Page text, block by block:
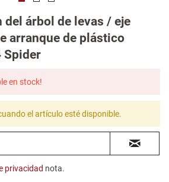
del árbol de levas / eje
arranque de plástico
Spider
en stock!
el artículo esté disponible.
privacidad nota.